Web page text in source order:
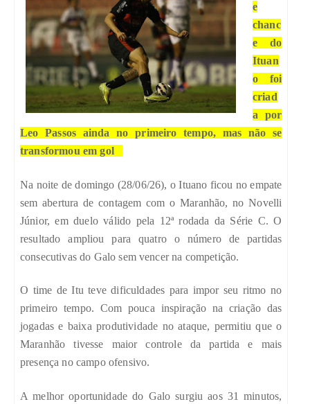
e
chanc
e do
Ituan
o foi
criad
a por
Leo Passos ainda no primeiro tempo, mas não se
transformou em gol
Na noite de domingo (28/06/26), o Ituano ficou no empate
sem abertura de contagem com o Maranhão, no Novelli
Júnior, em duelo válido pela 12ª rodada da Série C. O
resultado ampliou para quatro o número de partidas
consecutivas do Galo sem vencer na competição.
O time de Itu teve dificuldades para impor seu ritmo no
primeiro tempo. Com pouca inspiração na criação das
jogadas e baixa produtividade no ataque, permitiu que o
Maranhão tivesse maior controle da partida e mais
presença no campo ofensivo.
A melhor oportunidade do Galo surgiu aos 31 minutos,